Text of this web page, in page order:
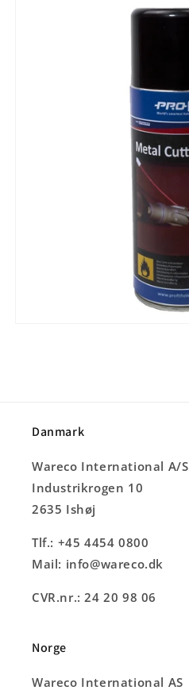
Danmark
Wareco International A/S
Industrikrogen 10
2635 Ishøj
Tlf.: +45 4454 0800
Mail: info@wareco.dk
CVR.nr.: 24 20 98 06
Norge
Wareco International AS